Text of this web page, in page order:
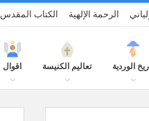
الرحمة الإلهية الكتاب المقدس
الوردية تعاليم الكنيسة اقوال